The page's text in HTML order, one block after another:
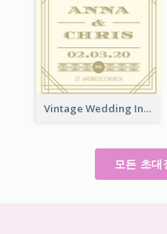
Vintage Wedding Invitation
모든 초대